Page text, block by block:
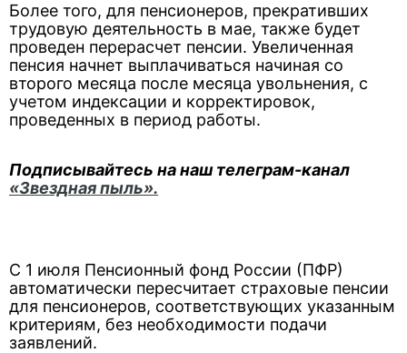
Более того, для пенсионеров, прекративших
трудовую деятельность в мае, также будет
проведен перерасчет пенсии. Увеличенная
пенсия начнет выплачиваться начиная со
второго месяца после месяца увольнения, с
учетом индексации и корректировок,
проведенных в период работы.
Подписывайтесь на наш телеграм-канал
«Звездная пыль».
С 1 июля Пенсионный фонд России (ПФР)
автоматически пересчитает страховые пенсии
для пенсионеров, соответствующих указанным
критериям, без необходимости подачи
заявлений.